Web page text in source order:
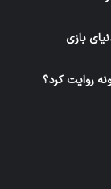
بازی
روایت کرد؟